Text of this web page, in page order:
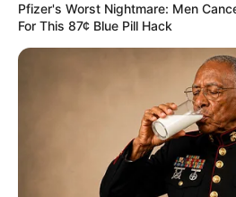
วันนี้ก่อนออกจากบ้านไ
ค้าขาย
ทิศมงคลเสริมความเฮงคือ
พนมมืออธิษฐาน ดึงดูดพลัง
ประสบความสำเร็จตลอดวัน
Pfizer's Worst Nightmare: Men
For This 87¢ Blue Pill Hack